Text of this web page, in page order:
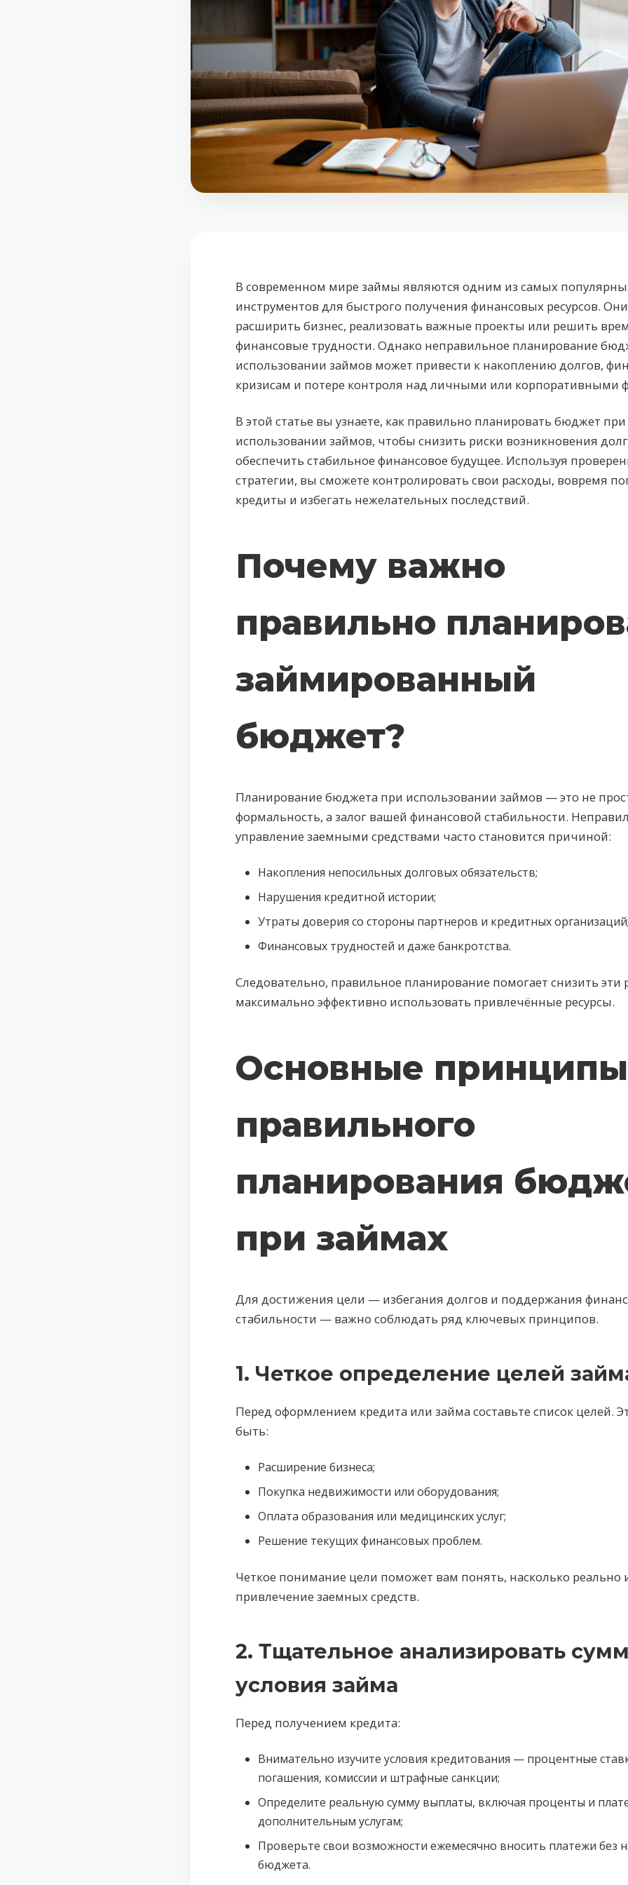
В современном мире займы являются одним из самых
инструментов для быстрого получения финансовых ресурсов.
расширить бизнес, реализовать важные проекты или решить
финансовые трудности. Однако неправильное планирование
использовании займов может привести к накоплению долгов,
кризисам и потере контроля над личными или корпоративными
В этой статье вы узнаете, как правильно планировать бюджет при
использовании займов, чтобы снизить риски возникновения
обеспечить стабильное финансовое будущее. Используя
стратегии, вы сможете контролировать свои расходы, вовремя
кредиты и избегать нежелательных последствий.
Почему важно
правильно
займированный
бюджет?
Планирование бюджета при использовании займов — это не
формальность, а залог вашей финансовой стабильности.
управление заемными средствами часто становится причиной:
Накопления непосильных долговых обязательств;
Нарушения кредитной истории;
Утраты доверия со стороны партнеров и кредитных организаций;
Финансовых трудностей и даже банкротства.
Следовательно, правильное планирование помогает снизить эти
максимально эффективно использовать привлечённые ресурсы.
Основные принципы
правильного
планирования
при займах
Для достижения цели — избегания долгов и поддержания
стабильности — важно соблюдать ряд ключевых принципов.
1. Четкое определение целей
Перед оформлением кредита или займа составьте список целей.
быть:
Расширение бизнеса;
Покупка недвижимости или оборудования;
Оплата образования или медицинских услуг;
Решение текущих финансовых проблем.
Четкое понимание цели поможет вам понять, насколько реально
привлечение заемных средств.
2. Тщательное анализировать
условия займа
Перед получением кредита:
Внимательно изучите условия кредитования — процентные
погашения, комиссии и штрафные санкции;
Определите реальную сумму выплаты, включая проценты и
дополнительным услугам;
Проверьте свои возможности ежемесячно вносить платежи без
бюджета.